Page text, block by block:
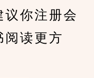
议你注册会
阅读更方